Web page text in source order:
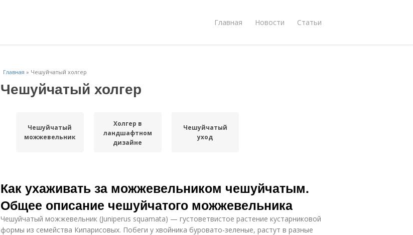
Главная Новости Статьи
Главная » Чешуйчатый холгер
Чешуйчатый холгер
Чешуйчатый
можжевельник
Холгер в
ландшафтном
дизайне
Чешуйчатый
уход
Как ухаживать за можжевельником чешуйчатым.
Общее описание чешуйчатого можжевельника
Чешуйчатый можжевельник (Juniperus squamata) — густоветвистое растение кустарниковой
формы из семейства Кипарисовых. Побеги у хвойника буровато-зеленые, растут в разные